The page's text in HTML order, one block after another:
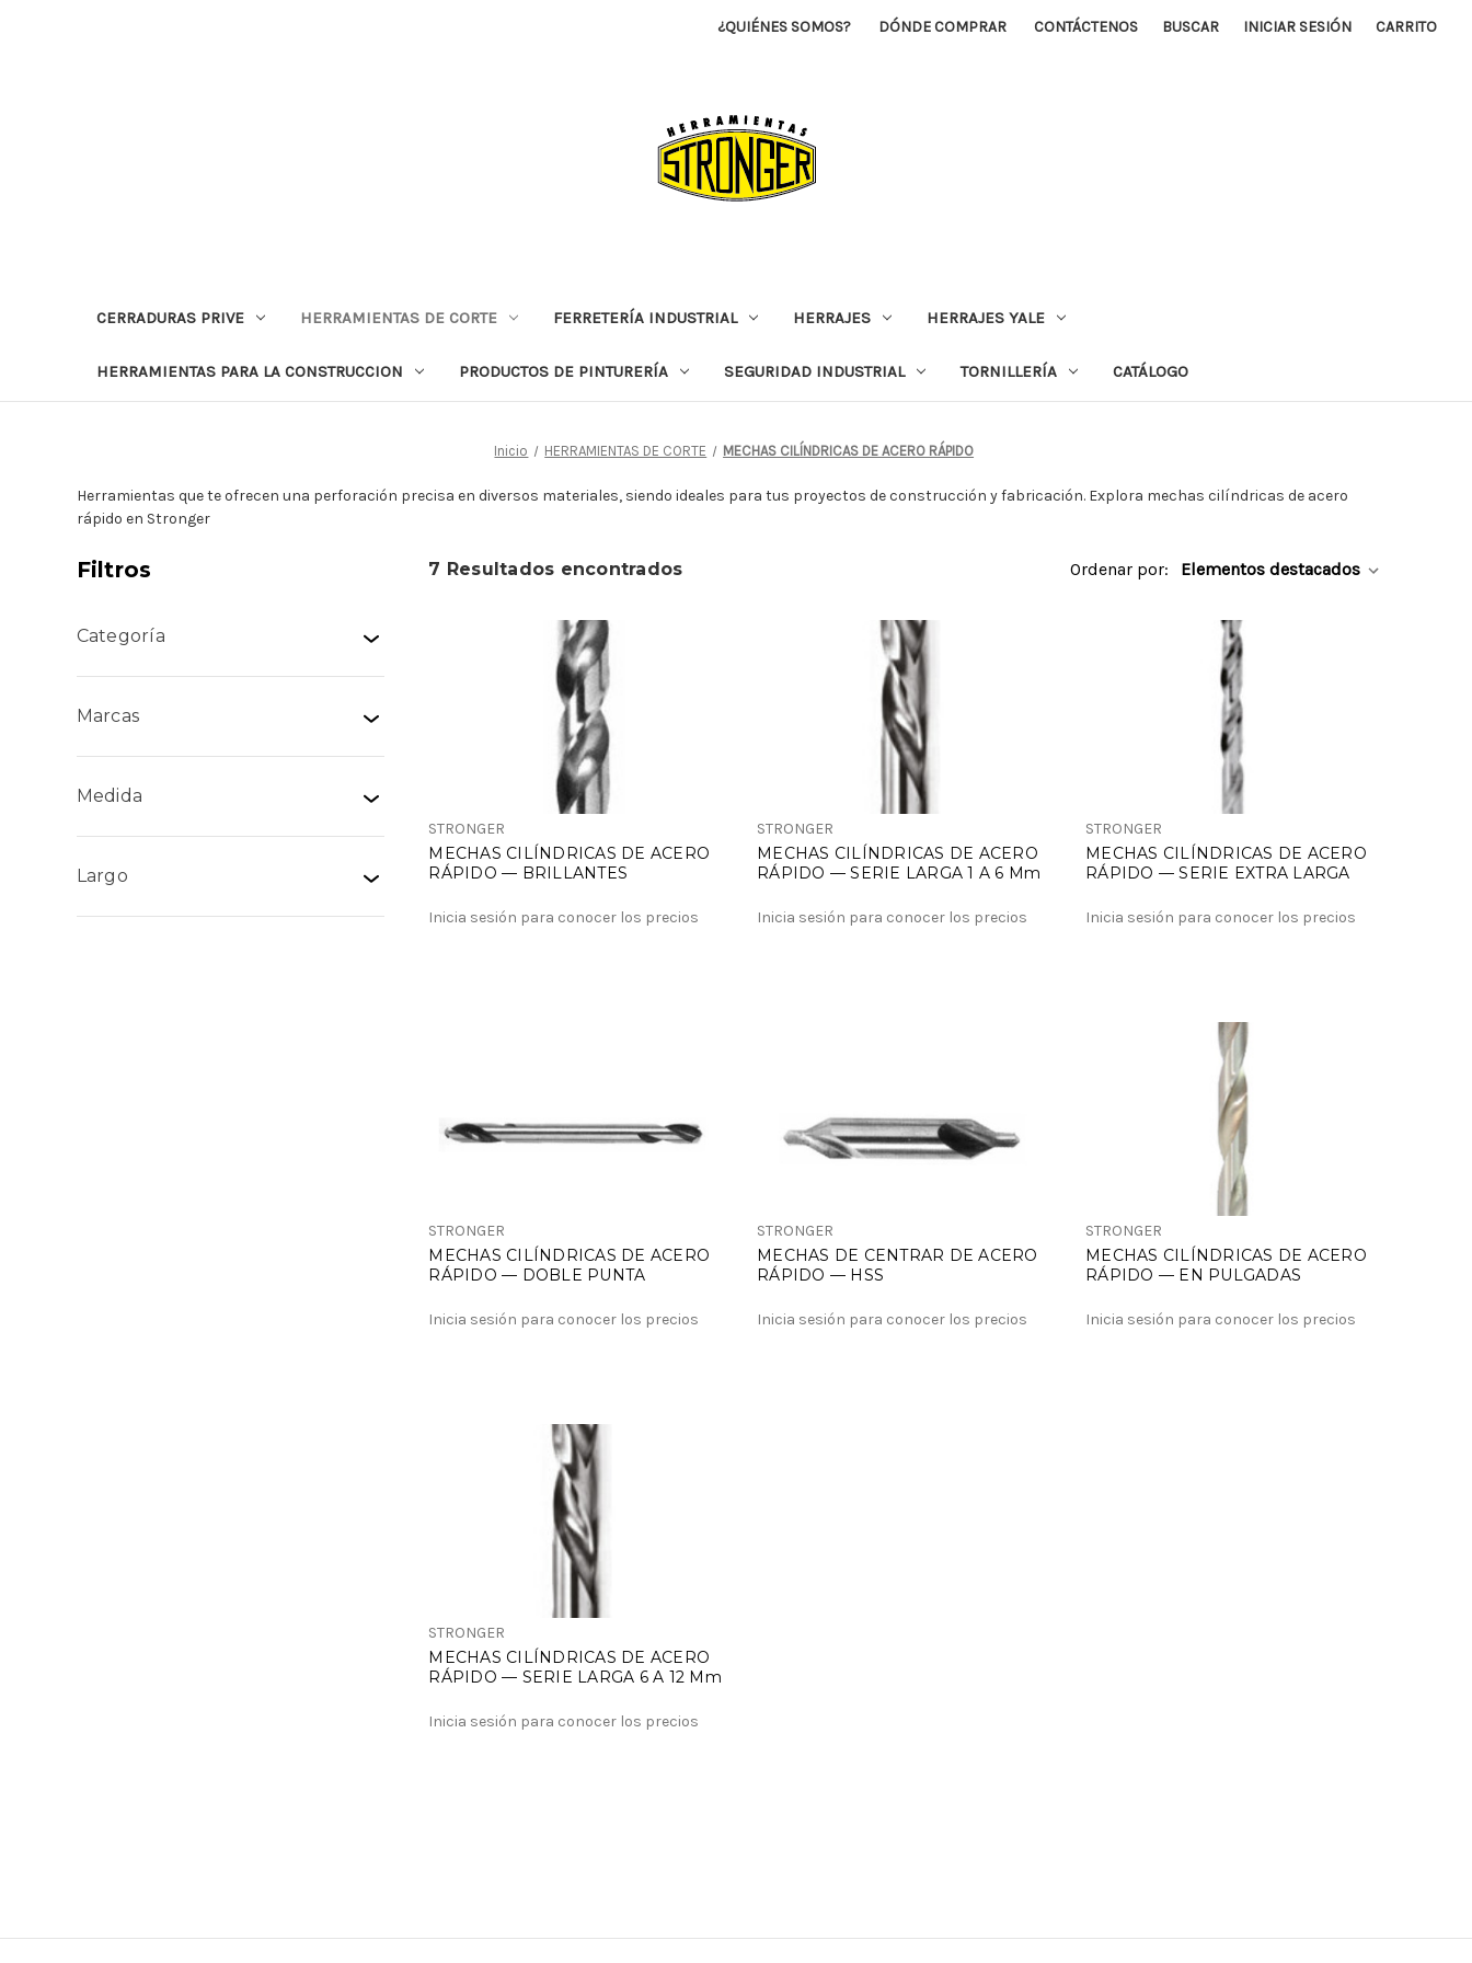
¿QUIÉNES SOMOS? DÓNDE COMPRAR CONTÁCTENOS BUSCAR INICIAR SESIÓN CARRITO
CERRADURAS PRIVE HERRAMIENTAS DE CORTE FERRETERÍA INDUSTRIAL HERRAJES HERRAJES YALE
HERRAMIENTAS PARA LA CONSTRUCCION PRODUCTOS DE PINTURERÍA SEGURIDAD INDUSTRIAL TORNILLERÍA CATÁLOGO
Inicio HERRAMIENTAS DE CORTE MECHAS CILÍNDRICAS DE ACERO RÁPIDO
Herramientas que te ofrecen una perforación precisa en diversos materiales, siendo ideales para tus proyectos de construcción y fabricación. Explora mechas cilíndricas de acero
rápido en Stronger
Filtros
Categoría
Marcas
Medida
Largo
7 Resultados encontrados Ordenar por:
STRONGER
MECHAS CILÍNDRICAS DE ACERO
RÁPIDO — BRILLANTES
Inicia sesión para conocer los precios
STRONGER
MECHAS CILÍNDRICAS DE ACERO
RÁPIDO — SERIE LARGA 1 A 6 Mm
Inicia sesión para conocer los precios
STRONGER
MECHAS CILÍNDRICAS DE ACERO
RÁPIDO — SERIE EXTRA LARGA
Inicia sesión para conocer los precios
STRONGER
MECHAS CILÍNDRICAS DE ACERO
RÁPIDO — DOBLE PUNTA
Inicia sesión para conocer los precios
STRONGER
MECHAS DE CENTRAR DE ACERO
RÁPIDO — HSS
Inicia sesión para conocer los precios
STRONGER
MECHAS CILÍNDRICAS DE ACERO
RÁPIDO — EN PULGADAS
Inicia sesión para conocer los precios
STRONGER
MECHAS CILÍNDRICAS DE ACERO
RÁPIDO — SERIE LARGA 6 A 12 Mm
Inicia sesión para conocer los precios